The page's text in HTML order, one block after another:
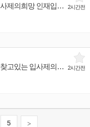
2시간전
부산 남구 에서 명품 일자리를 찾고있는 입사제의희망 인재입니다.
2시간전
부산 전체 에서 귀금속/장신구류 일자리를 찾고있는 입사제의희망 인재입니다.
5 >